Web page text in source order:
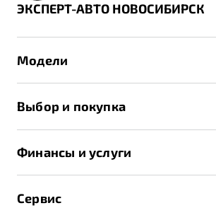
ЭКСПЕРТ-АВТО НОВОСИБИРСК
Модели
X70
Выбор и покупка
Спецпредложения и Акции
Записаться на тест-драйв
Финансы и услуги
Трейд-ин
Сервис